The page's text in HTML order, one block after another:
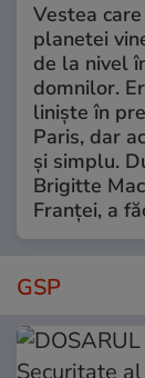
Vestea
planetei
de la nivel
domnilor.
liniște în
Paris, dar
și simplu.
Brigitte
Franței, a
GSP